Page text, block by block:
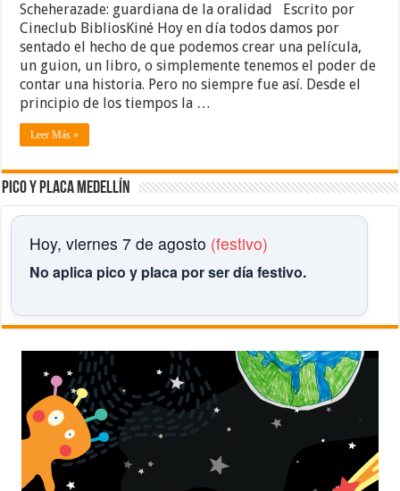
Scheherazade: guardiana de la oralidad Escrito por
Cineclub BibliosKiné Hoy en día todos damos por
sentado el hecho de que podemos crear una película,
un guion, un libro, o simplemente tenemos el poder de
contar una historia. Pero no siempre fue así. Desde el
principio de los tiempos la …
Leer Más »
Pico y placa Medellín
Hoy, viernes 7 de agosto (festivo)
No aplica pico y placa por ser día festivo.